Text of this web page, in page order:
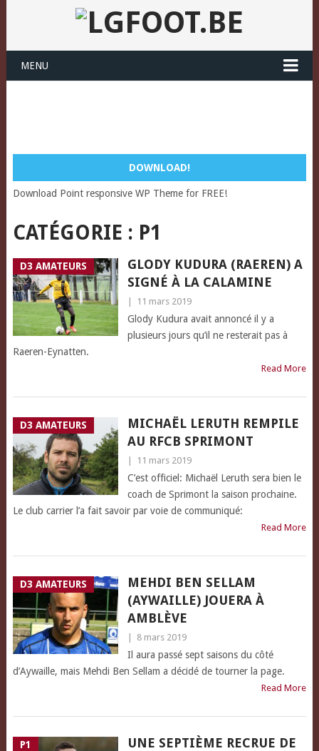
MENU
DOWNLOAD!
Download Point responsive WP Theme for FREE!
CATÉGORIE : P1
D3 AMATEURS
GLODY KUDURA (RAEREN) A
SIGNÉ À LA CALAMINE
11 mars 2019
Glody Kudura avait annoncé il y a
plusieurs jours qu’il ne resterait pas à
Raeren-Eynatten.
Read More
D3 AMATEURS
MICHAËL LERUTH REMPILE
AU RFCB SPRIMONT
11 mars 2019
C’est officiel: Michaël Leruth sera bien le
coach de Sprimont la saison prochaine.
Le club carrier l’a fait savoir par voie de communiqué:
Read More
D3 AMATEURS
MEHDI BEN SELLAM
(AYWAILLE) JOUERA À
AMBLÈVE
8 mars 2019
Il aura passé sept saisons du côté
d’Aywaille, mais Mehdi Ben Sellam a décidé de tourner la page.
Read More
P1
UNE SEPTIÈME RECRUE DE